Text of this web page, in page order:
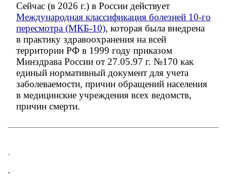
Сейчас (в 2026 г.) в России действует
Международная классификация болезней 10-го
пересмотра (МКБ-10), которая была внедрена
в практику здравоохранения на всей
территории РФ в 1999 году приказом
Минздрава России от 27.05.97 г. №170 как
единый нормативный документ для учета
заболеваемости, причин обращений населения
в медицинские учреждения всех ведомств,
причин смерти.
.
.